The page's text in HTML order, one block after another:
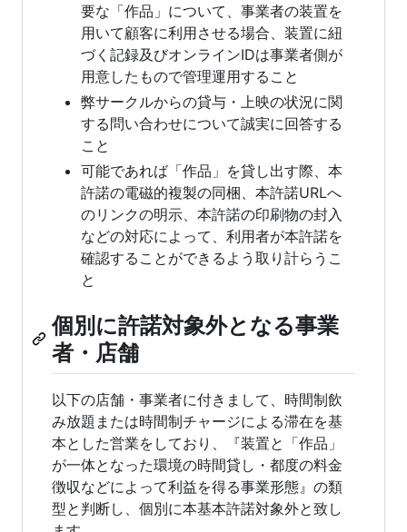
要な「作品」について、事業者の装置を
用いて顧客に利用させる場合、装置に紐
づく記録及びオンラインIDは事業者側が
用意したもので管理運用すること
弊サークルからの貸与・上映の状況に関
する問い合わせについて誠実に回答する
こと
可能であれば「作品」を貸し出す際、本
許諾の電磁的複製の同梱、本許諾URLへ
のリンクの明示、本許諾の印刷物の封入
などの対応によって、利用者が本許諾を
確認することができるよう取り計らうこ
と
個別に許諾対象外となる事業
者・店舗
以下の店舗・事業者に付きまして、時間制飲
み放題または時間制チャージによる滞在を基
本とした営業をしており、『装置と「作品」
が一体となった環境の時間貸し・都度の料金
徴収などによって利益を得る事業形態』の類
型と判断し、個別に本基本許諾対象外と致し